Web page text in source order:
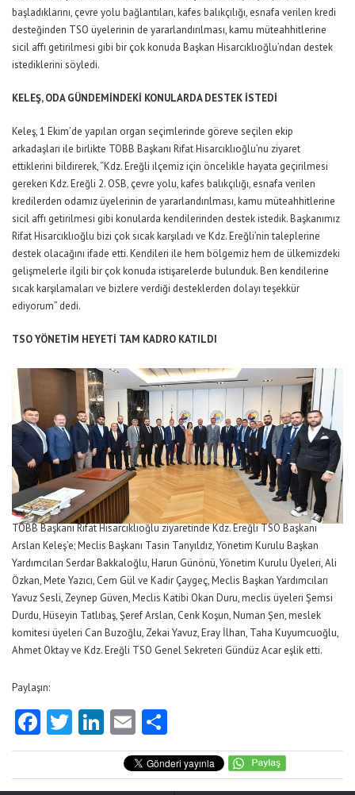
başladıklarını, çevre yolu bağlantıları, kafes balıkçılığı, esnafa verilen kredi
desteğinden TSO üyelerinin de yararlandırılması, kamu müteahhitlerine
sicil affı getirilmesi gibi bir çok konuda Başkan Hisarcıklıoğlu’ndan destek
istediklerini söyledi.
KELEŞ, ODA GÜNDEMİNDEKİ KONULARDA DESTEK İSTEDİ
Keleş, 1 Ekim’de yapılan organ seçimlerinde göreve seçilen ekip
arkadaşları ile birlikte TOBB Başkanı Rifat Hisarcıklıoğlu’nu ziyaret
ettiklerini bildirerek, “Kdz. Ereğli ilçemiz için öncelikle hayata geçirilmesi
gereken Kdz. Ereğli 2. OSB, çevre yolu, kafes balıkçılığı, esnafa verilen
kredilerden odamız üyelerinin de yararlandırılması, kamu müteahhitlerine
sicil affı getirilmesi gibi konularda kendilerinden destek istedik. Başkanımız
Rifat Hisarcıklıoğlu bizi çok sıcak karşıladı ve Kdz. Ereğli’nin taleplerine
destek olacağını ifade etti. Kendileri ile hem bölgemiz hem de ülkemizdeki
gelişmelerle ilgili bir çok konuda istişarelerde bulunduk. Ben kendilerine
sıcak karşılamaları ve bizlere verdiği desteklerden dolayı teşekkür
ediyorum” dedi.
TSO YÖNETİM HEYETİ TAM KADRO KATILDI
TOBB Başkanı Rifat Hisarcıklıoğlu ziyaretinde Kdz. Ereğli TSO Başkanı
Arslan Keleş’e; Meclis Başkanı Tasin Tanyıldız, Yönetim Kurulu Başkan
Yardımcıları Serdar Bakkaloğlu, Harun Günönü, Yönetim Kurulu Üyeleri, Ali
Özkan, Mete Yazıcı, Cem Gül ve Kadir Çaygeç, Meclis Başkan Yardımcıları
Yavuz Sesli, Zeynep Güven, Meclis Katibi Okan Duru, meclis üyeleri Şemsi
Durdu, Hüseyin Tatlıbaş, Şeref Arslan, Cenk Koşun, Numan Şen, meslek
komitesi üyeleri Can Buzoğlu, Zekai Yavuz, Eray İlhan, Taha Kuyumcuoğlu,
Ahmet Oktay ve Kdz. Ereğli TSO Genel Sekreteri Gündüz Acar eşlik etti.
Paylaşın:
Facebook
Twitter
LinkedIn
Email